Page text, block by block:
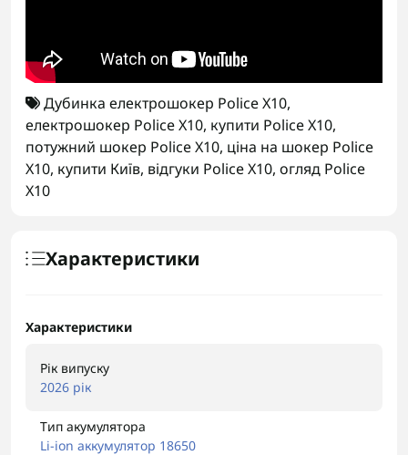
Дубинка електрошокер Police X10,
електрошокер Police X10, купити Police X10,
потужний шокер Police X10, ціна на шокер Police
X10, купити Київ, відгуки Police X10, огляд Police
X10
Характеристики
Характеристики
Рік випуску
2026 рік
Тип акумулятора
Li-ion аккумулятор 18650